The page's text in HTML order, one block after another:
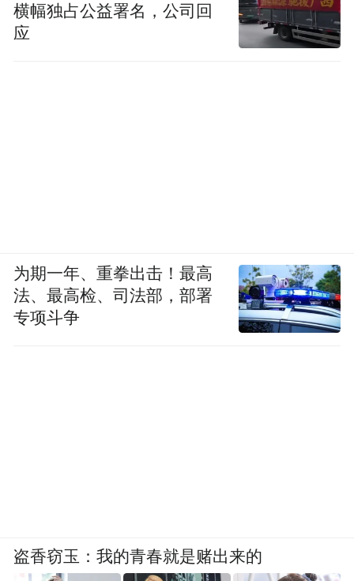
横幅独占公益署名，公司回
应
为期一年、重拳出击！最高
法、最高检、司法部，部署
专项斗争
盗香窃玉：我的青春就是赌出来的